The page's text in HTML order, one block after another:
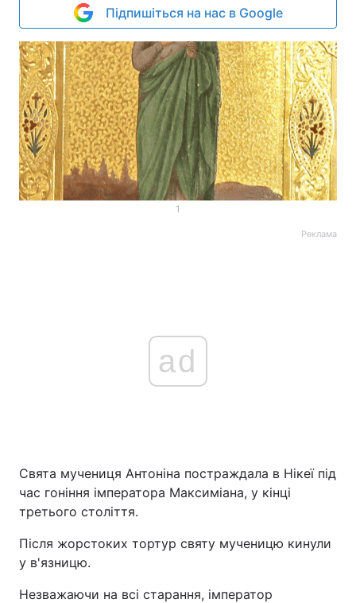
Підпишіться на нас в Google
1
Реклама
ad
Свята мучениця Антоніна постраждала в Нікеї під
час гоніння імператора Максиміана, у кінці
третього століття.
Після жорстоких тортур святу мученицю кинули
у в'язницю.
Незважаючи на всі старання, імператор